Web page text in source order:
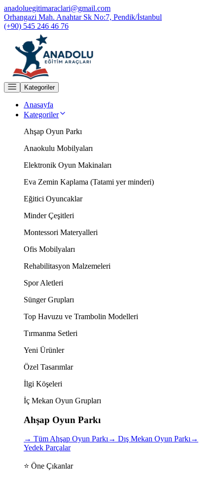
anadoluegitimaraclari@gmail.com
Orhangazi Mah. Anahtar Sk No:7, Pendik/İstanbul
(+90) 545 246 46 76
Kategoriler
Anasayfa
Kategoriler
Ahşap Oyun Parkı
Anaokulu Mobilyaları
Elektronik Oyun Makinaları
Eva Zemin Kaplama (Tatami yer minderi)
Eğitici Oyuncaklar
Minder Çeşitleri
Montessori Materyalleri
Ofis Mobilyaları
Rehabilitasyon Malzemeleri
Spor Aletleri
Sünger Grupları
Top Havuzu ve Trambolin Modelleri
Tırmanma Setleri
Yeni Ürünler
Özel Tasarımlar
İlgi Köşeleri
İç Mekan Oyun Grupları
Ahşap Oyun Parkı
→ Tüm Ahşap Oyun Parkı→ Dış Mekan Oyun Parkı→
Yedek Parçalar
⭐ Öne Çıkanlar